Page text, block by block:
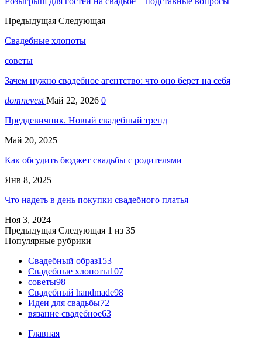
Предыдущая Следующая
Свадебные хлопоты
советы
Зачем нужно свадебное агентство: что оно берет на себя
domnevestМай 22, 2026 0
Преддевичник. Новый свадебный тренд
Май 20, 2025
Как обсудить бюджет свадьбы с родителями
Янв 8, 2025
Что надеть в день покупки свадебного платья
Ноя 3, 2024
Предыдущая Следующая 1 из 35
Популярные рубрики
Свадебный образ153
Свадебные хлопоты107
советы98
Свадебный handmade98
Идеи для свадьбы72
вязание свадебное63
Главная